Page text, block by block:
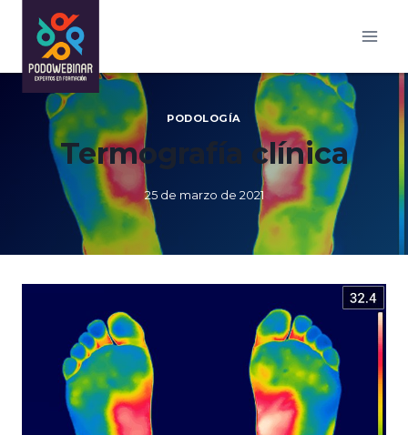
contenido
PODOLOGÍA
Termografía clínica
25 de marzo de 2021